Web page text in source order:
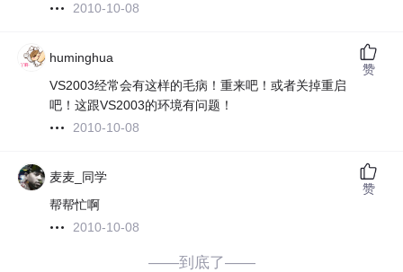
2010-10-08
huminghua
VS2003经常会有这样的毛病！重来吧！或者关掉重启
吧！这跟VS2003的环境有问题！
2010-10-08
赞
麦麦_同学
帮帮忙啊
2010-10-08
赞
——到底了——